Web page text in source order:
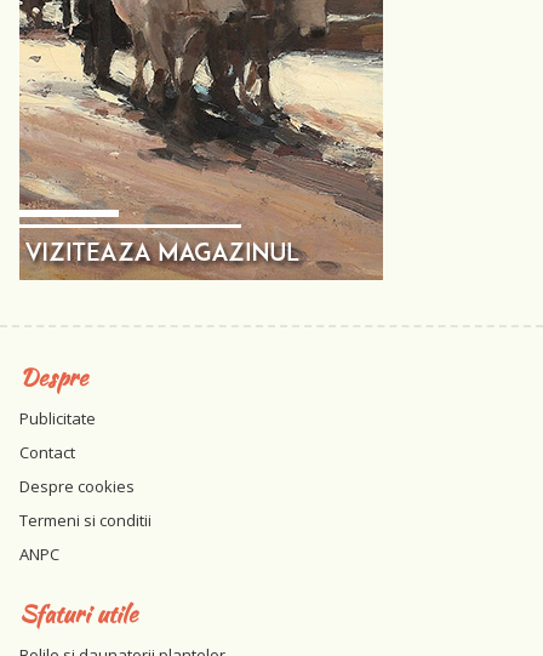
Despre
Publicitate
Contact
Despre cookies
Termeni si conditii
ANPC
Sfaturi utile